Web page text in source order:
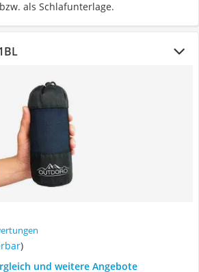
als Schlafunterlage.
)
und weitere Angebote